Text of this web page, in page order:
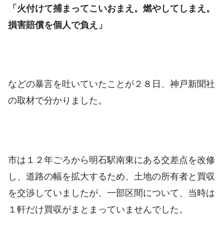
「火付けて捕まってこいおまえ。燃やしてしまえ。
損害賠償を個人で負え」
などの暴言を吐いていたことが２８日、神戸新聞社
の取材で分かりました。
市は１２年ごろから明石駅南東にある交差点を改修
し、道路の幅を拡大するため、土地の所有者と買収
を交渉していましたが、一部区間について、当時は
１軒だけ買収がまとまっていませんでした。